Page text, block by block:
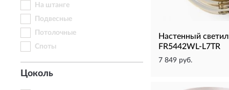
На штанге
Подвесные
Потолочные
Споты
Цоколь
Настенный
FR5442WL-L7TR
7 849 руб.